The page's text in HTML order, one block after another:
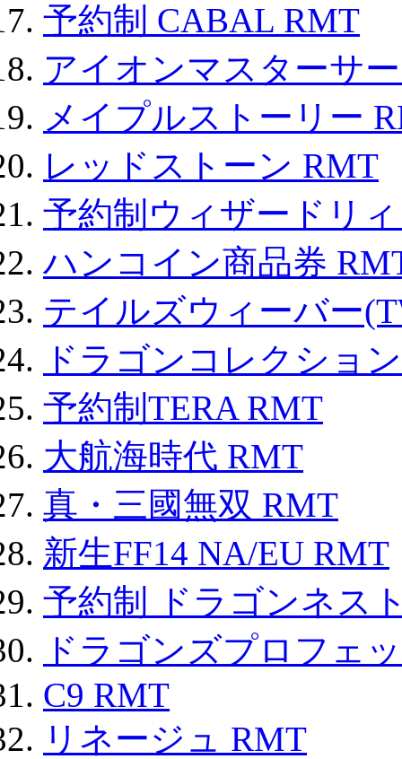
予約制 CABAL RMT
アイオンマスターサ
メイプルストーリー
レッドストーン RMT
予約制ウィザードリ
ハンコイン商品券
テイルズウィーバー
ドラゴンコレクショ
予約制TERA RMT
大航海時代 RMT
真・三國無双 RMT
新生FF14 NA/EU RMT
予約制 ドラゴンネス
ドラゴンズプロフェ
C9 RMT
リネージュ RMT